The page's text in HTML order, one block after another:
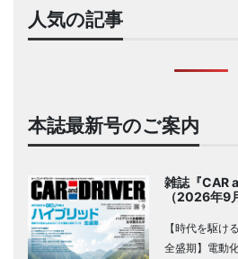
人気の記事
本誌最新号のご案内
雑誌『CAR
（2026年9
【時代を駆け
全盛期】電動